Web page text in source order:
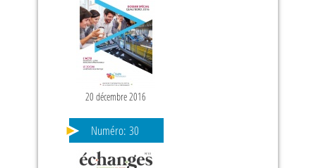
20 décembre 2016
Numéro: 30
PAGES